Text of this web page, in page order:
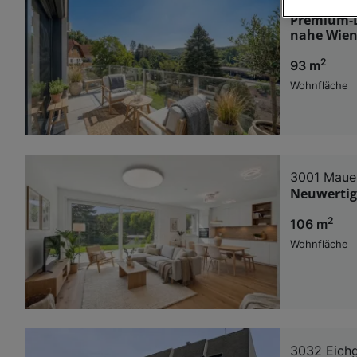
nahe Wien
93 m2
Wohnfläche
3001
106 m2
Wohnfläche
3032
Wir und
auf